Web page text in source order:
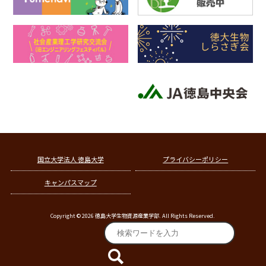
国立大学法人 徳島大学 プライバシーポリシー
キャンパスマップ
Copyright © 2026 徳島大学生物資源産業学部. All Rights Reserved.